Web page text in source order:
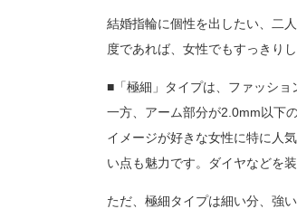
結婚指輪に個性を出したい、二
度であれば、女性でもすっきり
■「極細」タイプは、ファッショ
一方、アーム部分が2.0mm以下
イメージが好きな女性に特に人
い点も魅力です。ダイヤなどを
ただ、極細タイプは細い分、強